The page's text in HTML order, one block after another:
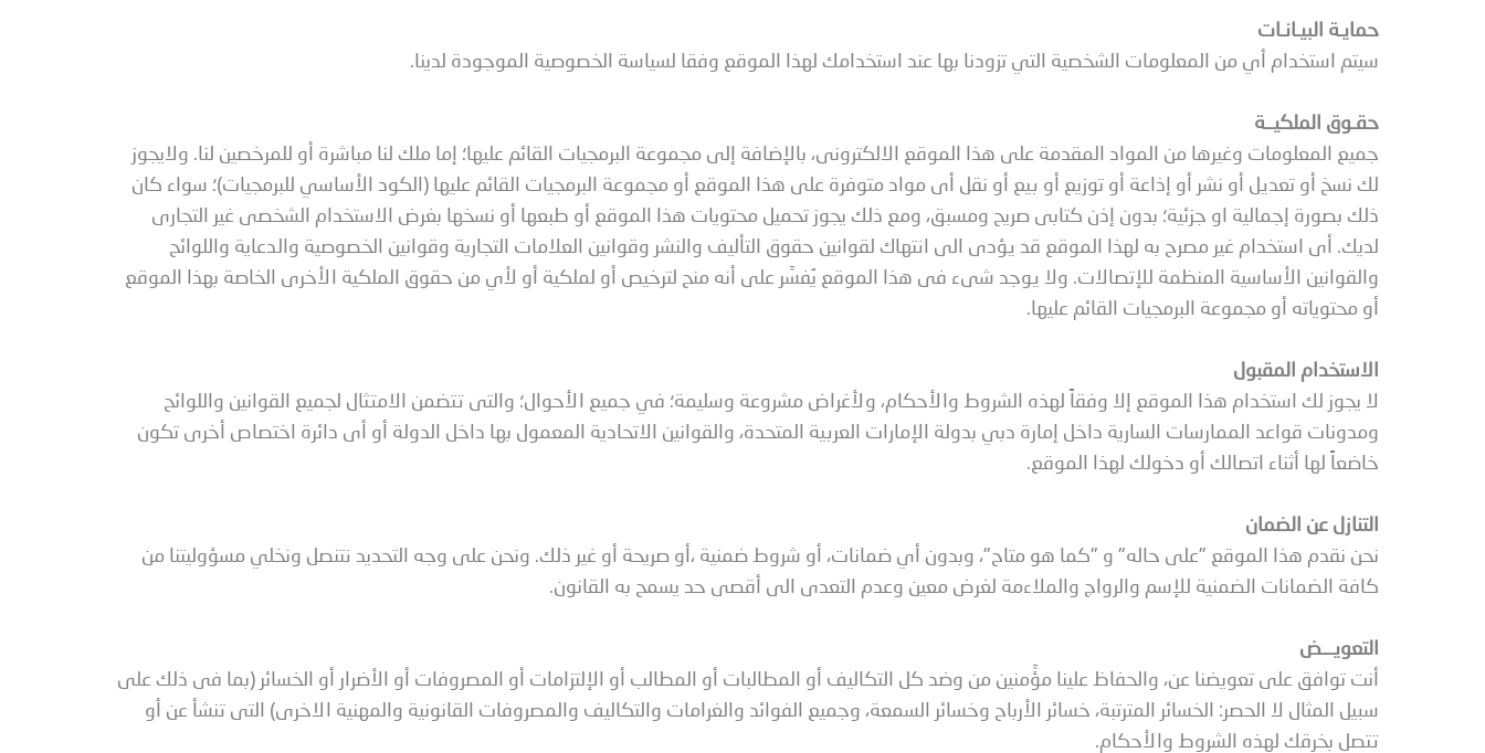
حمايـة البيـانـات
سيتم استخدام أي من المعلومات الشخصية التي تزودنا بها عند استخدامك لهذا الموقع وفقا لسياسة الخصوصية الموجودة لدينا.
حقـوق الملكيــة
جميع المعلومات وغيرها من المواد المقدمة على هذا الموقع الالكترونى، بالإضافة إلى مجموعة البرمجيات القائم عليها؛ إما ملك لنا مباشرة أو للمرخصين لنا. ولايجوز
لك نسخ أو تعديل أو نشر أو إذاعة أو توزيع أو بيع أو نقل أى مواد متوفرة على هذا الموقع أو مجموعة البرمجيات القائم عليها (الكود الأساسي للبرمجيات)؛ سواء كان
ذلك بصورة إجمالية او جزئية؛ بدون إذن كتابى صريح ومسبق، ومع ذلك يجوز تحميل محتويات هذا الموقع أو طبعها أو نسخها بغرض الاستخدام الشخصى غير التجارى
لديك. أى استخدام غير مصرح به لهذا الموقع قد يؤدى الى انتهاك لقوانين حقوق التأليف والنشر وقوانين العلامات التجارية وقوانين الخصوصية والدعاية واللوائح
والقوانين الأساسية المنظمة للإتصالات. ولا يوجد شىء فى هذا الموقع يُفسَّر على أنه منح لترخيص أو لملكية أو لأي من حقوق الملكية الأخرى الخاصة بهذا الموقع
أو محتوياته أو مجموعة البرمجيات القائم عليها.
الاستخدام المقبول
لا يجوز لك استخدام هذا الموقع إلا وفقاً لهذه الشروط والأحكام، ولأغراض مشروعة وسليمة؛ في جميع الأحوال؛ والتى تتضمن الامتثال لجميع القوانين واللوائح
ومدونات قواعد الممارسات السارية داخل إمارة دبي بدولة الإمارات العربية المتحدة، والقوانين الاتحادية المعمول بها داخل الدولة أو أى دائرة اختصاص أخرى تكون
خاضعاً لها أثناء اتصالك أو دخولك لهذا الموقع.
التنازل عن الضمان
نحن نقدم هذا الموقع "على حاله" و "كما هو متاح"، وبدون أي ضمانات، أو شروط ضمنية ،أو صريحة أو غير ذلك. ونحن على وجه التحديد نتنصل ونخلي مسؤوليتنا من
كافة الضمانات الضمنية للإسم والرواج والملاءمة لغرض معين وعدم التعدى الى أقصى حد يسمح به القانون.
التعويـــض
أنت توافق على تعويضنا عن، والحفاظ علينا مؤَّمنين من وضد كل التكاليف أو المطالبات أو المطالب أو الإلتزامات أو المصروفات أو الأضرار أو الخسائر (بما فى ذلك على
سبيل المثال لا الحصر: الخسائر المترتبة، خسائر الأرباح وخسائر السمعة، وجميع الفوائد والغرامات والتكاليف والمصروفات القانونية والمهنية الاخرى) التى تنشأ عن أو
تتصل بخرقك لهذه الشروط والأحكام.